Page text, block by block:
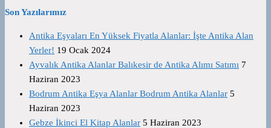
Son Yazılarımız
Antika Eşyaları En Yüksek Fiyatla Alanlar: İşte Antika Alan
Yerler! 19 Ocak 2024
Ayvalık Antika Alanlar Balıkesir de Antika Alımı Satımı 7
Haziran 2023
Bodrum Antika Eşya Alanlar Bodrum Antika Alanlar 5
Haziran 2023
Gebze İkinci El Kitap Alanlar 5 Haziran 2023